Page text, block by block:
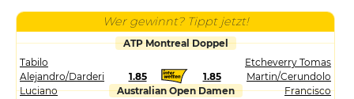
Wer gewinnt? Tippt jetzt!
ATP Montreal Doppel
Tabilo
Alejandro/Darderi
Luciano
1.85 1.85
Etcheverry Tomas
Martin/Cerundolo
Francisco
Australian Open Damen